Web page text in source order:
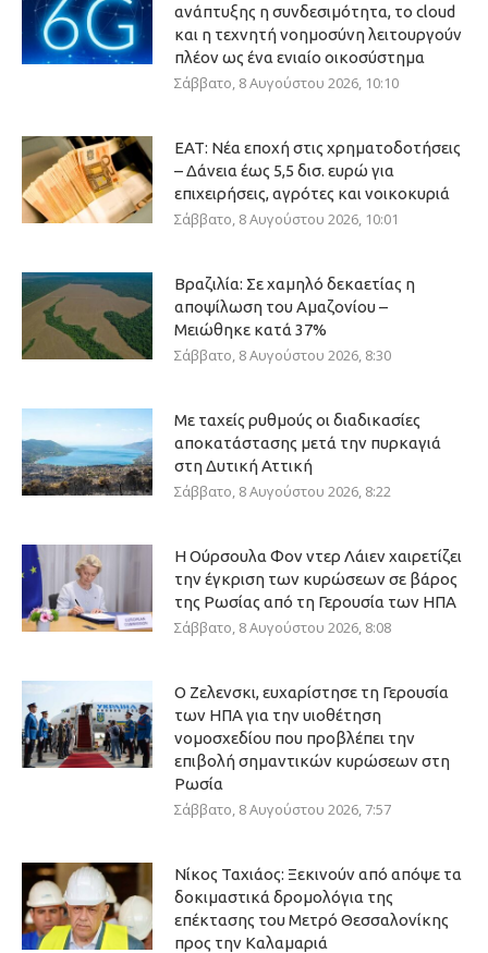
ανάπτυξης η συνδεσιμότητα, το cloud
και η τεχνητή νοημοσύνη λειτουργούν
πλέον ως ένα ενιαίο οικοσύστημα
Σάββατο, 8 Αυγούστου 2026, 10:10
ΕΑΤ: Νέα εποχή στις χρηματοδοτήσεις
– Δάνεια έως 5,5 δισ. ευρώ για
επιχειρήσεις, αγρότες και νοικοκυριά
Σάββατο, 8 Αυγούστου 2026, 10:01
Βραζιλία: Σε χαμηλό δεκαετίας η
αποψίλωση του Αμαζονίου –
Μειώθηκε κατά 37%
Σάββατο, 8 Αυγούστου 2026, 8:30
Με ταχείς ρυθμούς οι διαδικασίες
αποκατάστασης μετά την πυρκαγιά
στη Δυτική Αττική
Σάββατο, 8 Αυγούστου 2026, 8:22
Η Ούρσουλα Φον ντερ Λάιεν χαιρετίζει
την έγκριση των κυρώσεων σε βάρος
της Ρωσίας από τη Γερουσία των ΗΠΑ
Σάββατο, 8 Αυγούστου 2026, 8:08
Ο Ζελενσκι, ευχαρίστησε τη Γερουσία
των ΗΠΑ για την υιοθέτηση
νομοσχεδίου που προβλέπει την
επιβολή σημαντικών κυρώσεων στη
Ρωσία
Σάββατο, 8 Αυγούστου 2026, 7:57
Νίκος Ταχιάος: Ξεκινούν από απόψε τα
δοκιμαστικά δρομολόγια της
επέκτασης του Μετρό Θεσσαλονίκης
προς την Καλαμαριά